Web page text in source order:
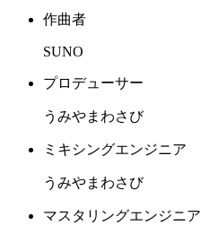
作曲者
SUNO
プロデューサー
うみやまわさび
ミキシングエンジニア
うみやまわさび
マスタリングエンジニア